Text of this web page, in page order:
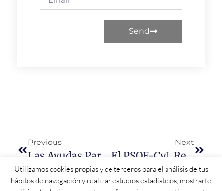
Send
Previous Next
El PSOE-CyL Reivindica A La Junta Una Mejor Financiación Local A Los Ayuntamientos
Utilizamos cookies propias y de terceros para el análisis de tus
hábitos de navegación y realizar estudios estadísticos, mostrarte